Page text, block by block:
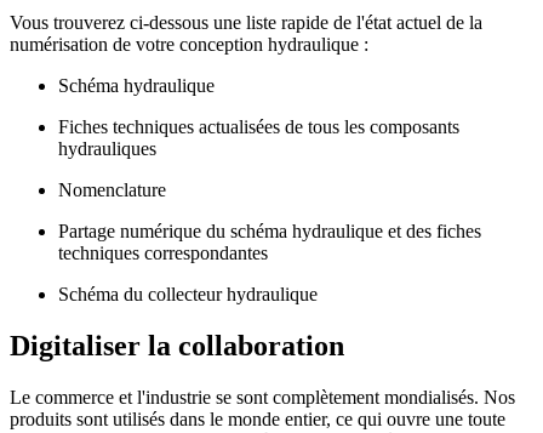
Vous trouverez ci-dessous une liste rapide de l'état actuel de la
numérisation de votre conception hydraulique :
Schéma hydraulique
Fiches techniques actualisées de tous les composants
hydrauliques
Nomenclature
Partage numérique du schéma hydraulique et des fiches
techniques correspondantes
Schéma du collecteur hydraulique
Digitaliser la collaboration
Le commerce et l'industrie se sont complètement mondialisés. Nos
produits sont utilisés dans le monde entier, ce qui ouvre une toute